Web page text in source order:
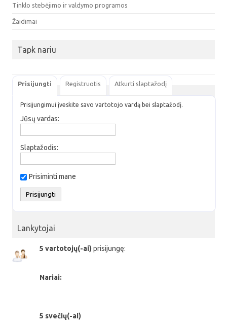
Tinklo stebėjimo ir valdymo programos
Žaidimai
Tapk nariu
Prisijungti Registruotis Atkurti slaptažodį
Prisijungimui įveskite savo vartotojo vardą bei slaptažodį.
Jūsų vardas:
Slaptažodis:
Prisiminti mane
Lankytojai
5 vartotojų(-ai) prisijungę:
Nariai:
5 svečių(-ai)